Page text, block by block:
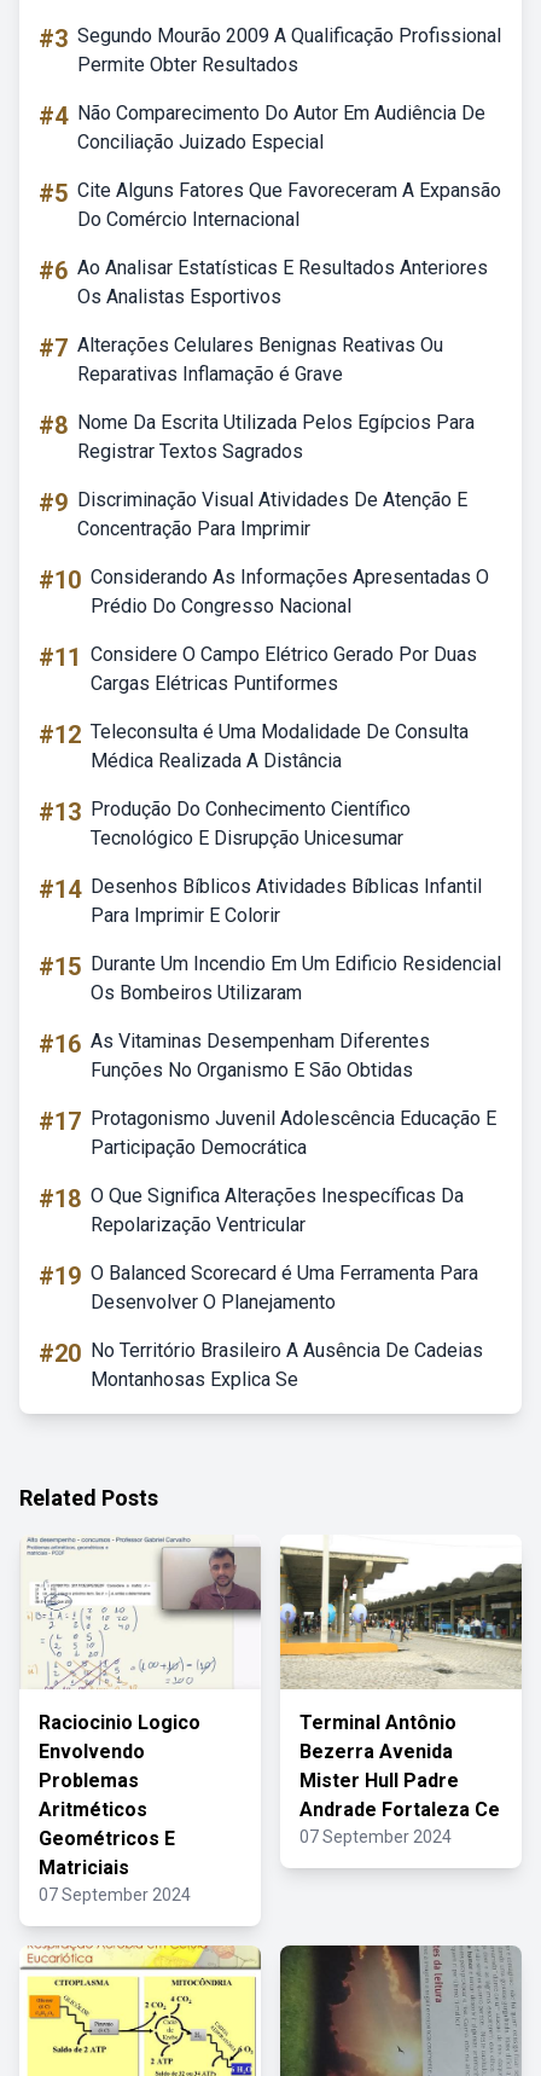
#3 Segundo Mourão 2009 A Qualificação Profissional
Permite Obter Resultados
#4 Não Comparecimento Do Autor Em Audiência De
Conciliação Juizado Especial
#5 Cite Alguns Fatores Que Favoreceram A Expansão
Do Comércio Internacional
#6 Ao Analisar Estatísticas E Resultados Anteriores
Os Analistas Esportivos
#7 Alterações Celulares Benignas Reativas Ou
Reparativas Inflamação é Grave
#8 Nome Da Escrita Utilizada Pelos Egípcios Para
Registrar Textos Sagrados
#9 Discriminação Visual Atividades De Atenção E
Concentração Para Imprimir
#10 Considerando As Informações Apresentadas O
Prédio Do Congresso Nacional
#11 Considere O Campo Elétrico Gerado Por Duas
Cargas Elétricas Puntiformes
#12 Teleconsulta é Uma Modalidade De Consulta
Médica Realizada A Distância
#13 Produção Do Conhecimento Científico
Tecnológico E Disrupção Unicesumar
#14 Desenhos Bíblicos Atividades Bíblicas Infantil
Para Imprimir E Colorir
#15 Durante Um Incendio Em Um Edificio Residencial
Os Bombeiros Utilizaram
#16 As Vitaminas Desempenham Diferentes
Funções No Organismo E São Obtidas
#17 Protagonismo Juvenil Adolescência Educação E
Participação Democrática
#18 O Que Significa Alterações Inespecíficas Da
Repolarização Ventricular
#19 O Balanced Scorecard é Uma Ferramenta Para
Desenvolver O Planejamento
#20 No Território Brasileiro A Ausência De Cadeias
Montanhosas Explica Se
Related Posts
Raciocinio Logico
Envolvendo
Problemas
Aritméticos
Geométricos E
Matriciais
07 September 2024
Terminal Antônio
Bezerra Avenida
Mister Hull Padre
Andrade Fortaleza Ce
07 September 2024